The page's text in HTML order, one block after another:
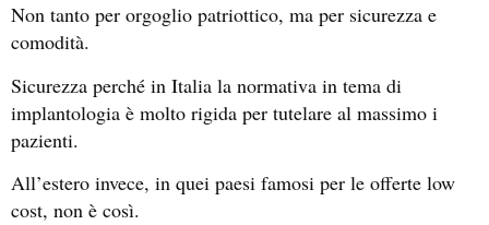
Non tanto per orgoglio patriottico, ma per sicurezza e
comodità.
Sicurezza perché in Italia la normativa in tema di
implantologia è molto rigida per tutelare al massimo i
pazienti.
All’estero invece, in quei paesi famosi per le offerte low
cost, non è così.